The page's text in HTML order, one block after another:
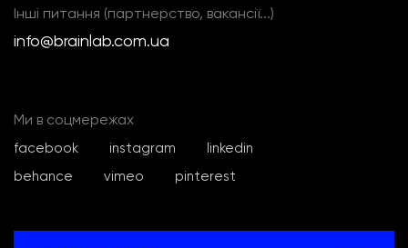
Інші питання (партнерство, вакансії...)
info@brainlab.com.ua
Ми в соцмережах
facebook instagram
linkedin
behance
vimeo pinterest